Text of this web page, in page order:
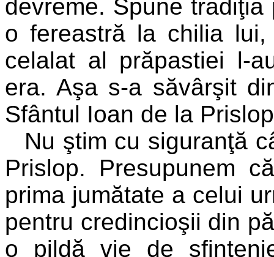
devreme. Spune
o fereastră la chilia
celalat al prăpastiei l-
era. Aşa s-a săvârşit
Sfântul Ioan de la
Nu ştim cu siguranţă
Prislop. Presupunem
prima jumătate a celui
pentru credincioşii din
o pildă vie de